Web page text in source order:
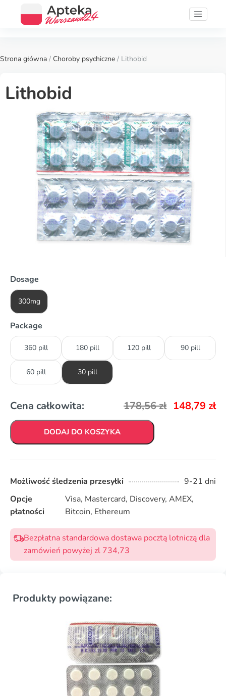
Strona główna / Choroby psychiczne / Lithobid
Lithobid
Dosage
300mg
Package
360 pill 180 pill 120 pill 90 pill
60 pill 30 pill
Cena całkowita: 178,56zł 148,79 zł
DODAJ DO KOSZYKA
Możliwość śledzenia przesyłki
9-21 dni
Opcje
płatności
Visa, Mastercard, Discovery, AMEX,
Bitcoin, Ethereum
Bezpłatna standardowa dostawa pocztą lotniczą dla
zamówień powyżej zl 734,73
Produkty powiązane: